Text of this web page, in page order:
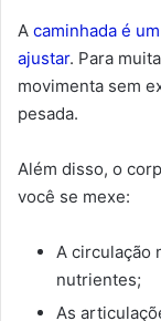
A caminhada é
ajustar. Para
movimenta sem
pesada.
Além disso, o
você se mexe:
A circulação
nutrientes;
As